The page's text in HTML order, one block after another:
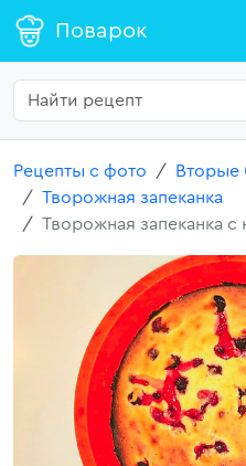
Поварок
Рецепты с фото Вторые
Творожная запеканка
Творожная запеканка